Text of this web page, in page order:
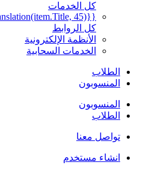
كل الخدمات
{{mmc.getTrimmedTranslation(item.Title, 45)}}
كل الروابط
الأنظمة الإلكترونية
الخدمات السحابية
الطلاب
المنسوبون
المنسوبون
الطلاب
تواصل معنا
انشاء مستخدم